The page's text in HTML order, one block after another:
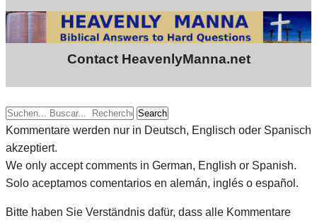
Contact HeavenlyManna.net
Search
Kommentare werden nur in Deutsch, Englisch oder Spanisch
akzeptiert.
We only accept comments in German, English or Spanish.
Solo aceptamos comentarios en alemán, inglés o español.
Bitte haben Sie Verständnis dafür, dass alle Kommentare